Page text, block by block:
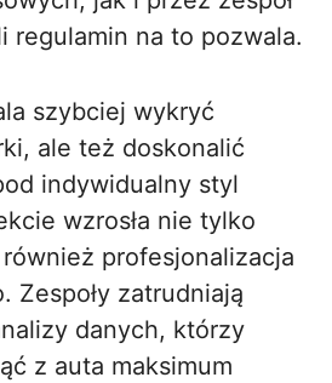
regulamin na to pozwala.
szybciej wykryć
ale też doskonalić
indywidualny styl
wzrosła nie tylko
profesjonalizacja
Zespoły zatrudniają
danych, którzy
z auta maksimum